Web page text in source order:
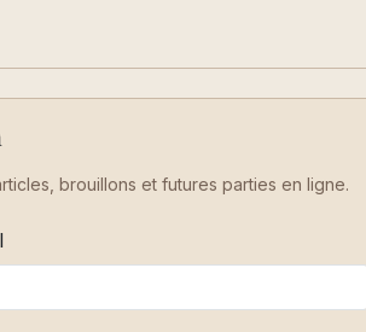
brouillons et futures parties en ligne.